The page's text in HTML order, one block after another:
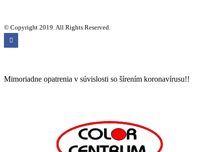
© Copyright 2019. All Rights Reserved.
Mimoriadne opatrenia v súvislosti so šírením koronavírusu!!